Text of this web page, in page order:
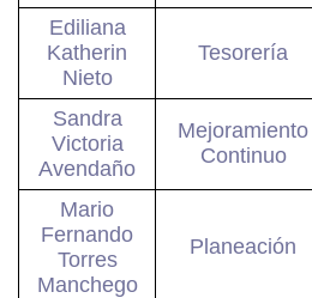
Ediliana
Katherin
Nieto
Tesorería
Sandra
Victoria
Avendaño
Mejoramiento
Continuo
Mario
Fernando
Torres
Manchego
Planeación